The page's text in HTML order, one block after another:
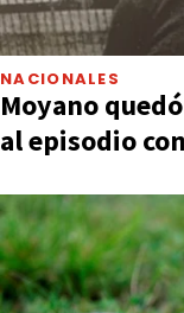
NACIONALES
Moyano
al episodio